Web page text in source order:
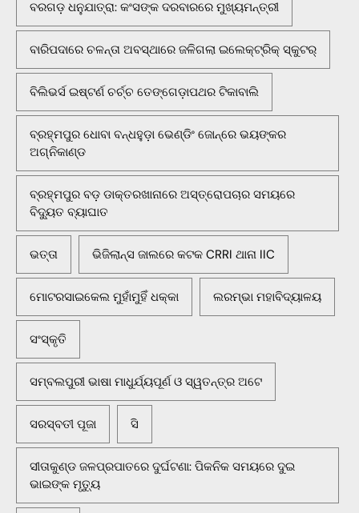
ବରଗଡ଼ ଧନୁଯାତ୍ରା: କଂସଙ୍କ ଦରବାରରେ ମୁଖ୍ୟମନ୍ତ୍ରୀ
ବାରିପଦାରେ ଚଳନ୍ତା ଅବସ୍ଥାରେ ଜଳିଗଲା ଇଲେକ୍ଟ୍ରିକ୍ ସ୍କୁଟର୍
ବିଲିଭର୍ସ ଇଷ୍ଟର୍ଣ ଚର୍ଚ୍ଚ ତେଙ୍ଗେଡ଼ାପଥର ଟିକାବାଲି
ବ୍ରହ୍ମପୁର ଧୋବା ବନ୍ଧହୁଡ଼ା ଭେଣ୍ଡିଂ ଜୋନ୍‌ରେ ଭୟଙ୍କର
ଅଗ୍ନିକାଣ୍ଡ
ବ୍ରହ୍ମପୁର ବଡ଼ ଡାକ୍ତରଖାନାରେ ଅସ୍ତ୍ରୋପଚାର ସମୟରେ
ବିଦ୍ୟୁତ ବ୍ୟାଘାତ
ଭତ୍ତା ଭିଜିଲାନ୍ସ ଜାଲରେ କଟକ CRRI ଥାନା IIC
ମୋଟରସାଇକେଲ ମୁହାଁମୁହିଁ ଧକ୍କା ଲରମ୍ଭା ମହାବିଦ୍ୟାଳୟ
ସଂସ୍କୃତି
ସମ୍ବଲପୁରୀ ଭାଷା ମାଧୁର୍ଯ୍ୟପୂର୍ଣ ଓ ସ୍ୱତନ୍ତ୍ର ଅଟେ
ସରସ୍ବତୀ ପୂଜା ସି
ସୀତାକୁଣ୍ଡ ଜଳପ୍ରପାତରେ ଦୁର୍ଘଟଣା: ପିକନିକ ସମୟରେ ଦୁଇ
ଭାଇଙ୍କ ମୃତ୍ୟୁ